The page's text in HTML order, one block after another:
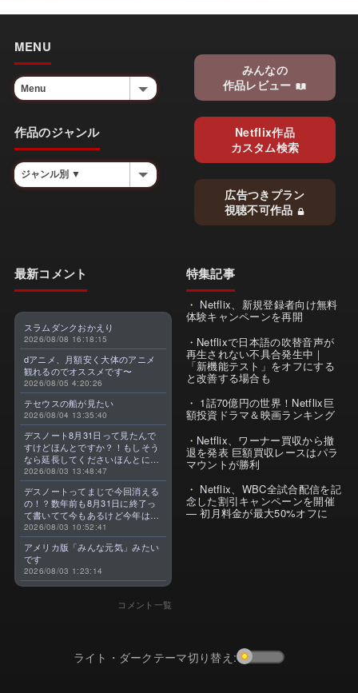
MENU
作品のジャンル
みんなの
作品レビュー
Netflix作品
カスタム検索
広告つきプラン
視聴不可作品
最新コメント
スラムダンクおかえり
2026/08/08 16:18:15
dアニメ、月額安く大体のアニメ
観れるのでオススメです〜
2026/08/05 4:20:26
テセウスの船が見たい
2026/08/04 13:35:40
デスノート8月31日って見たんで
すけどほんとですか？！もしそう
なら延長してくださいほんとに大
好きなんです😭
2026/08/03 13:48:47
デスノートってまじで今回消える
の！？数年前も8月31日に終了っ
て書いてて今もあるけど今年はま
じのやつ！？よくわからん！！で
きればなくならないでほしい！平
成アニメを振り返らせてくれっ
っ！！！！！！！
2026/08/03 10:52:41
アメリカ版「みんな元気」みたい
です
2026/08/03 1:23:14
コメント一覧
特集記事
Netflix、新規登録者向け無料
体験キャンペーンを再開
Netflixで日本語の吹替音声が
再生されない不具合発生中｜
「新機能テスト」をオフにする
と改善する場合も
1話70億円の世界！Netflix巨
額投資ドラマ＆映画ランキング
Netflix、ワーナー買収から撤
退を発表 巨額買収レースはパラ
マウントが勝利
Netflix、WBC全試合配信を記
念した割引キャンペーンを開催
— 初月料金が最大50%オフに
ライト・ダークテーマ切り替え: